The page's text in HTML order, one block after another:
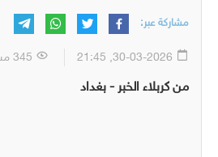
مشاركة عبر:
من كربلاء الخبر - بغداد